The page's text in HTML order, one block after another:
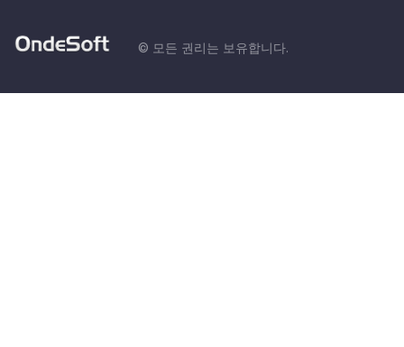
© 모든 권리는 보유합니다.